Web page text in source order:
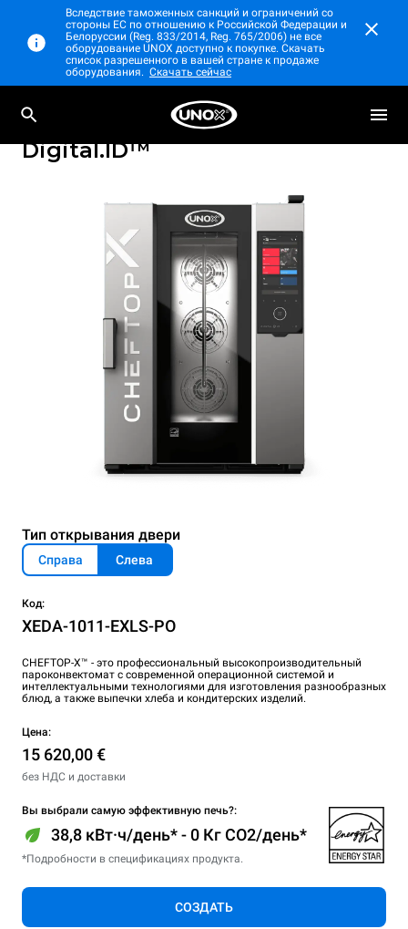
Вследствие таможенных санкций и ограничений со
стороны ЕС по отношению к Российской Федерации и
Белоруссии (Reg. 833/2014, Reg. 765/2006) не все
оборудование UNOX доступно к покупке. Скачать
список разрешенного в вашей стране к продаже
оборудования. Скачать сейчас
Профессиональный настольный
пароконвектомат
CHEFTOP-X™
Digital.ID™
Тип открывания двери
Справа Слева
Код:
XEDA-1011-EXLS-PO
CHEFTOP-X™ - это профессиональный высокопроизводительный
пароконвектомат с современной операционной системой и
интеллектуальными технологиями для изготовления разнообразных
блюд, а также выпечки хлеба и кондитерских изделий.
Цена:
15 620,00 €
без НДС и доставки
Вы выбрали самую эффективную печь?:
38,8 кВт·ч/день* - 0 Кг CO2/день*
*Подробности в спецификациях продукта.
СОЗДАТЬ